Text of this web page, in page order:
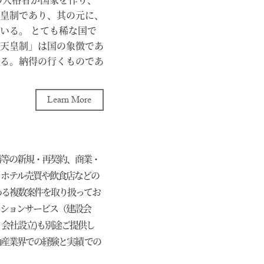
打者と投手の「二刀
う「小さな」【習慣】
ポーツに限らず、全
教育界でも今これが見
生の方向性を見つけ
は優れていると思う。
本はやはり【愛】で
叡智と言えるかもし
捉えている。真理は
や感情ではない。これ
で見い出す動かぬ真理
。しかしどんな時でも
ある。知は数字と言
観性である事であろう
制であり、其の元に、
る。 とても稀な国で
皇制」は国の象徴であ
。納得の行くものであ
「経済力」をつけたけ
ある。 少子化と騒ぐ
ていく事であろう。
本独自」のものをも
」であり、「哲学」
間も下半身がしっか
う生きるかの「哲学」
あろう。 国家の運営
会が「正しい」価値観
Learn More
の新規・再契約、商業・
テル売買や飲食店などの
複数案件を取り扱ってお
ョンサービス（建設会
社設立)も別途ご提供し
業界での経験と実績 での